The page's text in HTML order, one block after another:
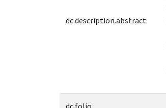
dc.description.abstract
dc.folio